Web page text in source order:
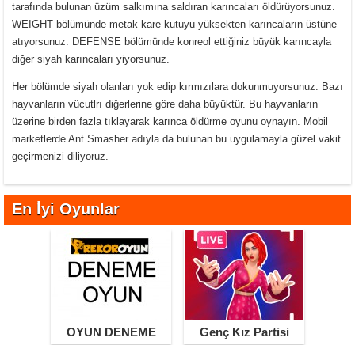
tarafında bulunan üzüm salkımına saldıran karıncaları öldürüyorsunuz.
WEIGHT bölümünde metak kare kutuyu yüksekten karıncaların üstüne
atıyorsunuz. DEFENSE bölümünde konreol ettiğiniz büyük karıncayla
diğer siyah karıncaları yiyorsunuz.
Her bölümde siyah olanları yok edip kırmızılara dokunmuyorsunuz. Bazı
hayvanların vücutlrı diğerlerine göre daha büyüktür. Bu hayvanların
üzerine birden fazla tıklayarak karınca öldürme oyunu oynayın. Mobil
marketlerde Ant Smasher adıyla da bulunan bu uygulamayla güzel vakit
geçirmenizi diliyoruz.
En İyi Oyunlar
OYUN DENEME Genç Kız Partisi